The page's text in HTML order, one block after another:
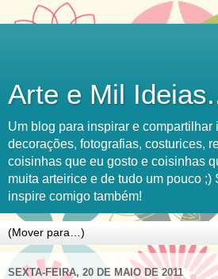
Arte e Mil
Um blog para inspirar e compartilhar
decorações, fotografias, costurices,
coisinhas que eu gosto e coisinhas
muita arteirice e de tudo um pouco ;)
inspire comigo também!
SEXTA-FEIRA, 20 DE MAIO DE 2011